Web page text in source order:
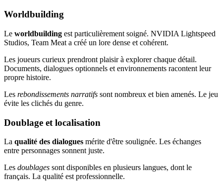
Worldbuilding
Le worldbuilding est particulièrement soigné. NVIDIA Lightspeed
Studios, Team Meat a créé un lore dense et cohérent.
Les joueurs curieux prendront plaisir à explorer chaque détail.
Documents, dialogues optionnels et environnements racontent leur
propre histoire.
Les rebondissements narratifs sont nombreux et bien amenés. Le jeu
évite les clichés du genre.
Doublage et localisation
La qualité des dialogues mérite d'être soulignée. Les échanges
entre personnages sonnent juste.
Les doublages sont disponibles en plusieurs langues, dont le
français. La qualité est professionnelle.